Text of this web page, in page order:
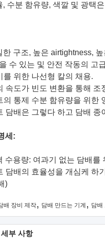
, 수분 함유량, 색깔 및 광택
한 구조, 높은 airtightness,
수 있는 및 안전 작동의 고
를 위한 나선형 칼의 채용.
속도가 빈도 변환을 통해
의 통제 수분 함유량을 위한
담배은 그렇다 하고 담배 종
세:
수용량: 여과기 없는 담배를
담배의 효율성을 개심케 하
)
배 장비 제작, 담배 만드는 기계 , 담배
부 사항